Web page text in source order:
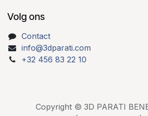
Volg ons
Contact
info@3dparati.com
+32 456 83 22 10
Copyright © 3D PARATI